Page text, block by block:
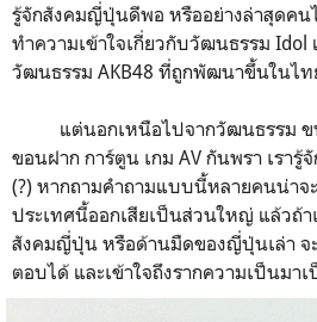
รู้จักสังคมญี่ปุ่นดีพอ หรืออย่างล่าสุดคน
ทำความเข้าใจเกี่ยวกับวัฒนธรรม Idol
วัฒนธรรม AKB48 ที่ถูกพัฒนาขึ้นในไท
แต่นอกเหนือไปจากวัฒนธรรม ขน
ขอนฝาก การ์ตูน เกม AV กันพรา เรารู้
(?) หากถามคำถามแบบนี้หลายคนน่าจะ
ประเทศนี้ออกเสียเป็นส่วนใหญ่ แล้วถ้า
สังคมญี่ปุ่น หรือด้านมืดของญี่ปุ่นเล่า จ
ตอบได้ และเข้าใจถึงรากความเป็นมา